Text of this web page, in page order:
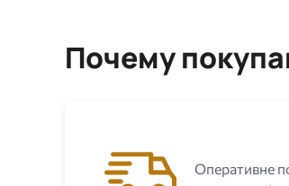
Почему
Оперативне